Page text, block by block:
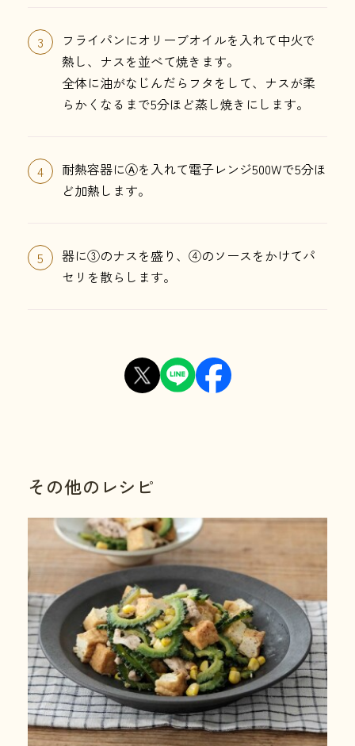
3
フライパンにオリーブオイルを入れて中火で
熱し、ナスを並べて焼きます。
全体に油がなじんだらフタをして、ナスが柔
らかくなるまで5分ほど蒸し焼きにします。
4
耐熱容器にⒶを入れて電子レンジ500Wで5分ほ
ど加熱します。
5
器に③のナスを盛り、④のソースをかけてパ
セリを散らします。
その他のレシピ